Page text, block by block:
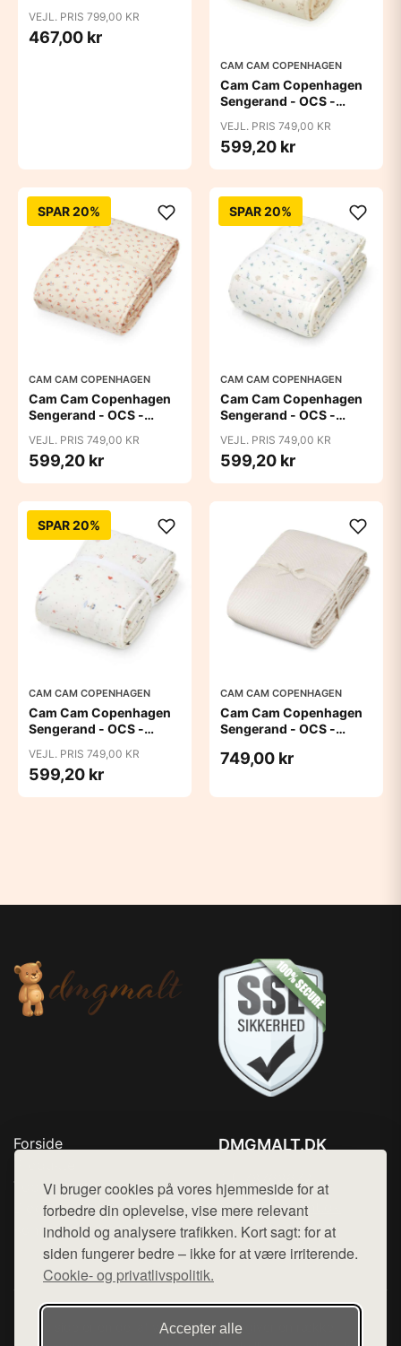
Vi bruger cookies på vores hjemmeside for at
forbedre din oplevelse, vise mere relevant
indhold og analysere trafikken. Kort sagt: for at
siden fungerer bedre – ikke for at være irriterende.
Cookie- og privatlivspolitik.
Accepter alle
VEJL. PRIS 799,00 KR
467,00 kr
CAM CAM COPENHAGEN
Cam Cam Copenhagen
Sengerand - OCS -
VEJL. PRIS 749,00 KR
599,20 kr
SPAR 20%
CAM CAM COPENHAGEN
Cam Cam Copenhagen
Sengerand - OCS -
VEJL. PRIS 749,00 KR
599,20 kr
SPAR 20%
CAM CAM COPENHAGEN
Cam Cam Copenhagen
Sengerand - OCS -
VEJL. PRIS 749,00 KR
599,20 kr
SPAR 20%
CAM CAM COPENHAGEN
Cam Cam Copenhagen
Sengerand - OCS -
VEJL. PRIS 749,00 KR
599,20 kr
CAM CAM COPENHAGEN
Cam Cam Copenhagen
Sengerand - OCS -
749,00 kr
Forside
Top Rabatter
Blog
Kontakt
DMGMALT.DK
Mail: hej@want.dk
Cookie- og privatlivspolitik
Denne side er en del af want.dk, der udgiver en række